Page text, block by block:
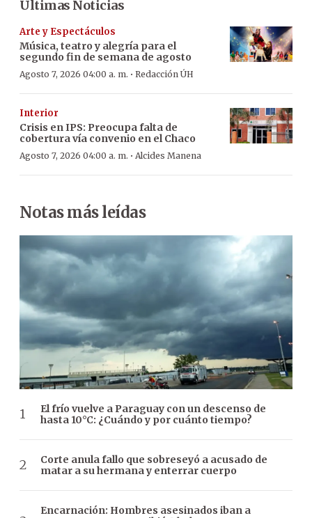
Últimas Noticias
Arte y Espectáculos
Música, teatro y alegría para el
segundo fin de semana de agosto
Agosto 7, 2026 04:00 a. m. · Redacción ÚH
Interior
Crisis en IPS: Preocupa falta de
cobertura vía convenio en el Chaco
Agosto 7, 2026 04:00 a. m. · Alcides Manena
Notas más leídas
El frío vuelve a Paraguay con un descenso de
hasta 10°C: ¿Cuándo y por cuánto tiempo?
Corte anula fallo que sobreseyó a acusado de
matar a su hermana y enterrar cuerpo
Encarnación: Hombres asesinados iban a